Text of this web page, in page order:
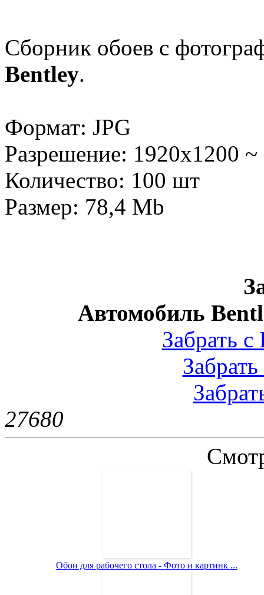
Сборник обоев с
Bentley.
Формат: JPG
Разрешение: 1920x1200
Количество: 100 шт
Размер: 78,4 Mb
Автомобиль
Забрать
27680
Обои для рабочего стола - Фото и картинк ...